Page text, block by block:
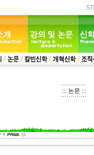
::: 논문 :::
4